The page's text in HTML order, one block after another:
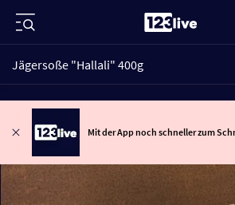
Jägersoße "Hallali" 400g
Mit der App noch schneller zum